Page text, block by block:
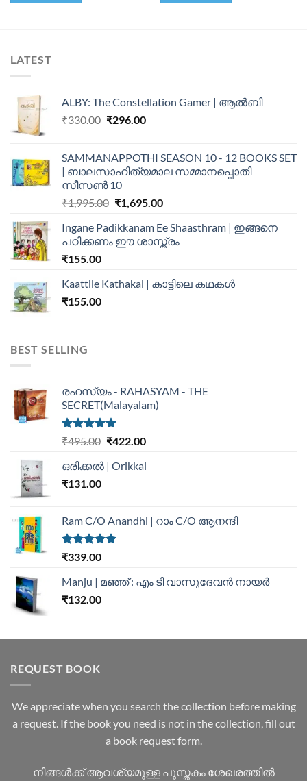
LATEST
ALBY: The Constellation Gamer | ആൽബി
₹330.00 ₹296.00
SAMMANAPPOTHI SEASON 10 - 12 BOOKS SET
| ബാലസാഹിത്യമാല സമ്മാനപ്പൊതി
സീസൺ 10
₹1,995.00 ₹1,695.00
Ingane Padikkanam Ee Shaasthram | ഇങ്ങനെ
പഠിക്കണം ഈ ശാസ്ത്രം
₹155.00
Kaattile Kathakal | കാട്ടിലെ കഥകള്‍
₹155.00
BEST SELLING
രഹസ്യം - RAHASYAM - THE
SECRET(Malayalam)
Rated5.00
₹495.00 ₹422.00
ഒരിക്കൽ | Orikkal
₹131.00
Ram C/O Anandhi | റാം C/O ആനന്ദി
Rated5.00
₹339.00
Manju | മഞ്ഞ് : എം ടി വാസുദേവന്‍ നായര്‍
₹132.00
REQUEST BOOK
We appreciate when you search the collection before making
a request. If the book you need is not in the collection, fill out
a book request form.
നിങ്ങൾക്ക് ആവശ്യമുള്ള പുസ്തകം ശേഖരത്തിൽ